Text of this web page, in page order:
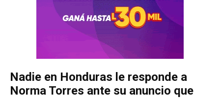
Partidos Políticos
Partido Liberal
Unificación Democrática
Anticorrupción
Partidos Políticos
Partido Liberal
Unificación Democrática
Anticorrupción
Nadie en Honduras le responde a
Norma Torres ante su anuncio que